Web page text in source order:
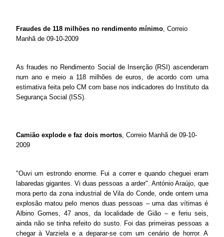
Fraudes de 118 milhões no rendimento mínimo, Correio
Manhã de 09-10-2009
As fraudes no Rendimento Social de Inserção (RSI) ascenderam
num ano e meio a 118 milhões de euros, de acordo com uma
estimativa feita pelo CM com base nos indicadores do Instituto da
Segurança Social (ISS).
Camião explode e faz dois mortos, Correio Manhã de 09-10-
2009
"Ouvi um estrondo enorme. Fui a correr e quando cheguei eram
labaredas gigantes. Vi duas pessoas a arder". António Araújo, que
mora perto da zona industrial de Vila do Conde, onde ontem uma
explosão matou pelo menos duas pessoas – uma das vítimas é
Albino Gomes, 47 anos, da localidade de Gião – e feriu seis,
ainda não se tinha refeito do susto. Foi das primeiras pessoas a
chegar à Varziela e a deparar-se com um cenário de horror. A